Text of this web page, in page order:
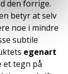
den forrige.
betyr at selv
noe i mindre
subtile
egenart
et tegn på